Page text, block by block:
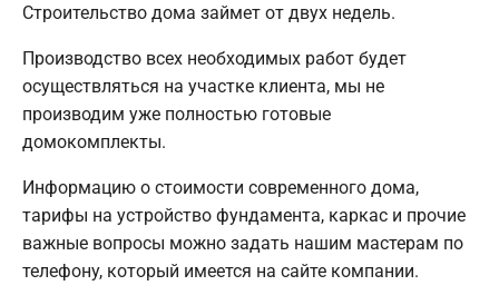
Строительство дома займет от двух недель.
Производство всех необходимых работ будет
осуществляться на участке клиента, мы не
производим уже полностью готовые
домокомплекты.
Информацию о стоимости современного дома,
тарифы на устройство фундамента, каркас и прочие
важные вопросы можно задать нашим мастерам по
телефону, который имеется на сайте компании.